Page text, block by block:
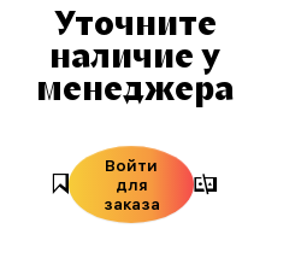
Уточните
наличие у
менеджера
Войти
для
заказа